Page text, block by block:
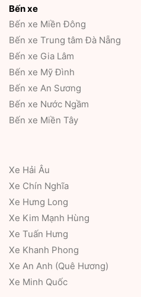
Bến xe
Bến xe Miền Đông
Bến xe Trung tâm Đà Nẵng
Bến xe Gia Lâm
Bến xe Mỹ Đình
Bến xe An Sương
Bến xe Nước Ngầm
Bến xe Miền Tây
Xe Hải Âu
Xe Chín Nghĩa
Xe Hưng Long
Xe Kim Mạnh Hùng
Xe Tuấn Hưng
Xe Khanh Phong
Xe An Anh (Quê Hương)
Xe Minh Quốc